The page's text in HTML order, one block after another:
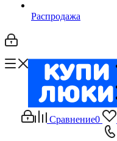
Распродажа
Сравнение0